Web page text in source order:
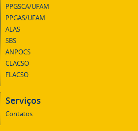
PPGSCA/UFAM
PPGAS/UFAM
ALAS
SBS
ANPOCS
CLACSO
FLACSO
Serviços
Contatos